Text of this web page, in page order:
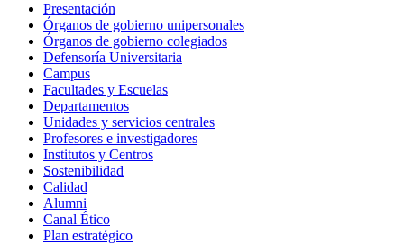
Presentación
Órganos de gobierno unipersonales
Órganos de gobierno colegiados
Defensoría Universitaria
Campus
Facultades y Escuelas
Departamentos
Unidades y servicios centrales
Profesores e investigadores
Institutos y Centros
Sostenibilidad
Calidad
Alumni
Canal Ético
Plan estratégico